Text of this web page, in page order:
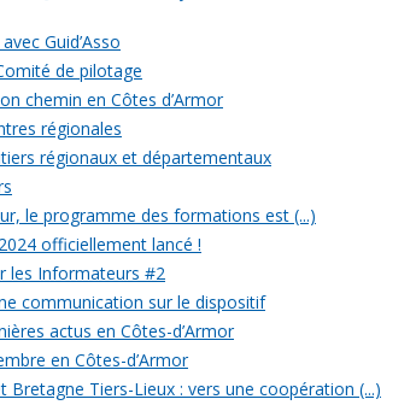
Guid’Asso
de pilotage
chemin en Côtes d’Armor
régionales
régionaux et départementaux
le programme des formations est (...)
officiellement lancé !
les Informateurs #2
communication sur le dispositif
actus en Côtes-d’Armor
en Côtes-d’Armor
Bretagne Tiers-Lieux : vers une coopération (...)